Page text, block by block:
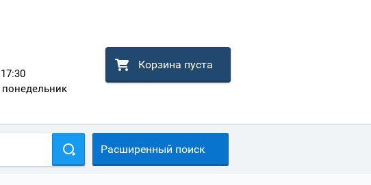
Корзина пуста
Расширенный поиск